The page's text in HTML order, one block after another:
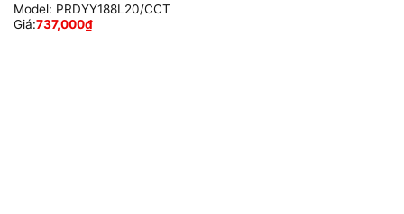
Model: PRDYY188L20/CCT
Giá:737,000₫